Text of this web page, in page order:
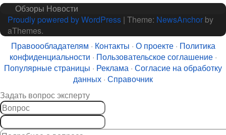
Обзоры Новости
Proudly powered by WordPress | Theme: NewsAnchor by
aThemes.
Правоообладателям · Контакты · О проекте· Политика
конфиденциальности · Пользовательское соглашение·
Популярные страницы · Реклама · Согласие на обработку
данных · Справочник
Задать вопрос эксперту